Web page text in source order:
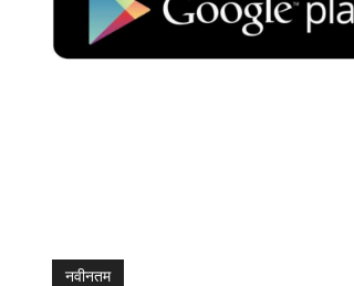
नवीनतम